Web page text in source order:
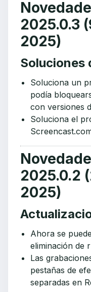
2025.0.3
2025)
Soluciones
Soluciona un
podía
con versiones
Soluciona el
2025.0.2
2025)
Ahora se
eliminación de
Las
pestañas de
separadas en